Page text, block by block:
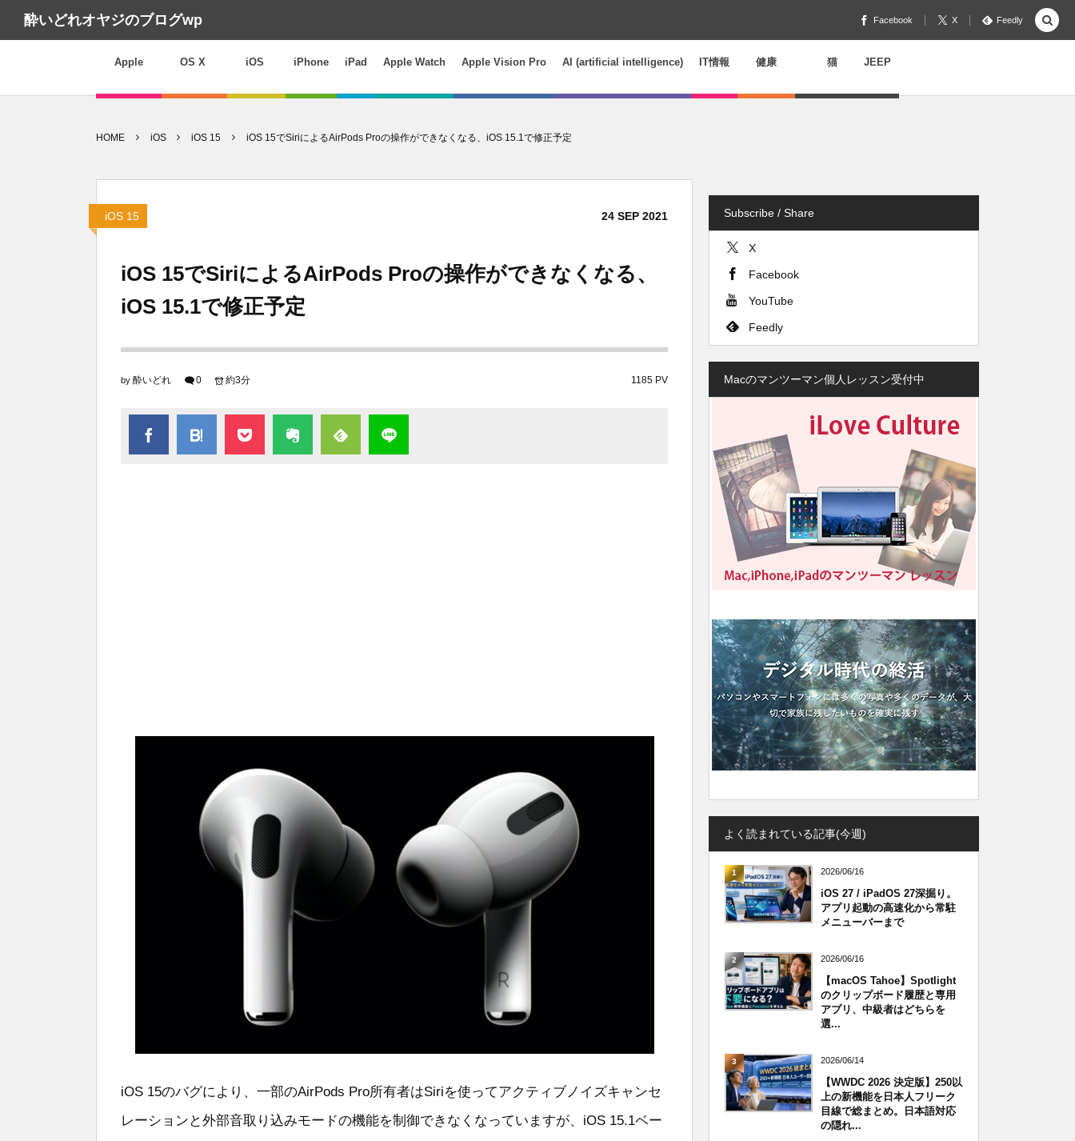
酔いどれオヤジのブログwp Facebook X Feedly
Apple OS X iOS iPhone iPad Apple Watch Apple Vision Pro AI (artificial intelligence) IT情報 健康 猫 JEEP
HOME iOS iOS 15 iOS 15でSiriによるAirPods Proの操作ができなくなる、iOS 15.1で修正予定
iOS 15 24 SEP 2021
iOS 15でSiriによるAirPods Proの操作ができなくなる、
iOS 15.1で修正予定
by 酔いどれ 0 1185 PV
約3分
iOS 15のバグにより、一部のAirPods Pro所有者はSiriを使ってアクティブノイズキャンセ
レーションと外部音取り込みモードの機能を制御できなくなっていますが、iOS 15.1ベー
Subscribe / Share
X
Facebook
YouTube
Feedly
Macのマンツーマン個人レッスン受付中
よく読まれている記事(今週)
1 2026/06/16
iOS 27 / iPadOS 27深掘り。
アプリ起動の高速化から常駐
メニューバーまで
2 2026/06/16
【macOS Tahoe】Spotlight
のクリップボード履歴と専用
アプリ、中級者はどちらを
選...
3 2026/06/14
【WWDC 2026 決定版】250以
上の新機能を日本人フリーク
目線で総まとめ。日本語対応
の隠れ...